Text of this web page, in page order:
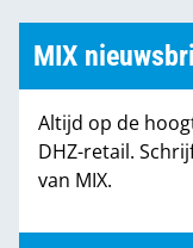
Marktcijfers
Partners
MIX
Altijd op de
DHZ-retail.
van MIX.